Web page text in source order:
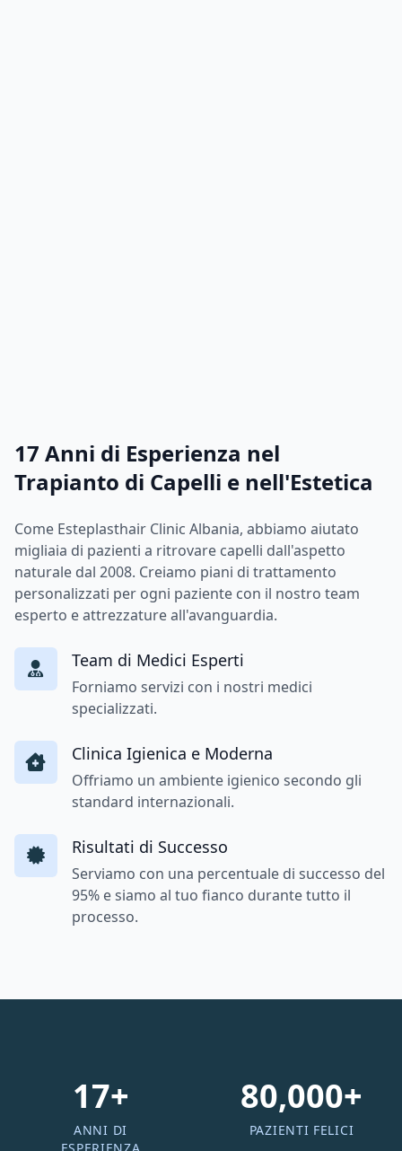
17 Anni di Esperienza nel
Trapianto di Capelli e nell'Estetica
Come Esteplasthair Clinic Albania, abbiamo aiutato
migliaia di pazienti a ritrovare capelli dall'aspetto
naturale dal 2008. Creiamo piani di trattamento
personalizzati per ogni paziente con il nostro team
esperto e attrezzature all'avanguardia.
Team di Medici Esperti
Forniamo servizi con i nostri medici
specializzati.
Clinica Igienica e Moderna
Offriamo un ambiente igienico secondo gli
standard internazionali.
Risultati di Successo
Serviamo con una percentuale di successo del
95% e siamo al tuo fianco durante tutto il
processo.
17+
ANNI DI
80,000+
PAZIENTI FELICI